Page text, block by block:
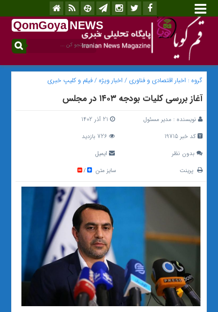
QomGoya NEWS
.ir
گروه : اخبار اقتصادی و فناوری / اخبار ویژه/فیلم و کلیپ خبری
آغاز بررسی کلیات بودجه ۱۴۰۳ در مجلس
نویسنده : مدیر مسئول
کد خبر 19715
726 بازدید
بدون نظر
ایمیل
پرینت
سایز متن /